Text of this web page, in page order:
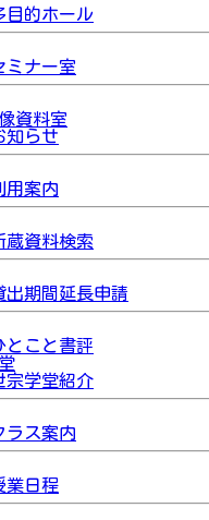
目的ホール
ミナー室
資料室
知らせ
用案内
蔵資料検索
出期間延長申請
とこと書評
宗学堂紹介
ラス案内
業日程